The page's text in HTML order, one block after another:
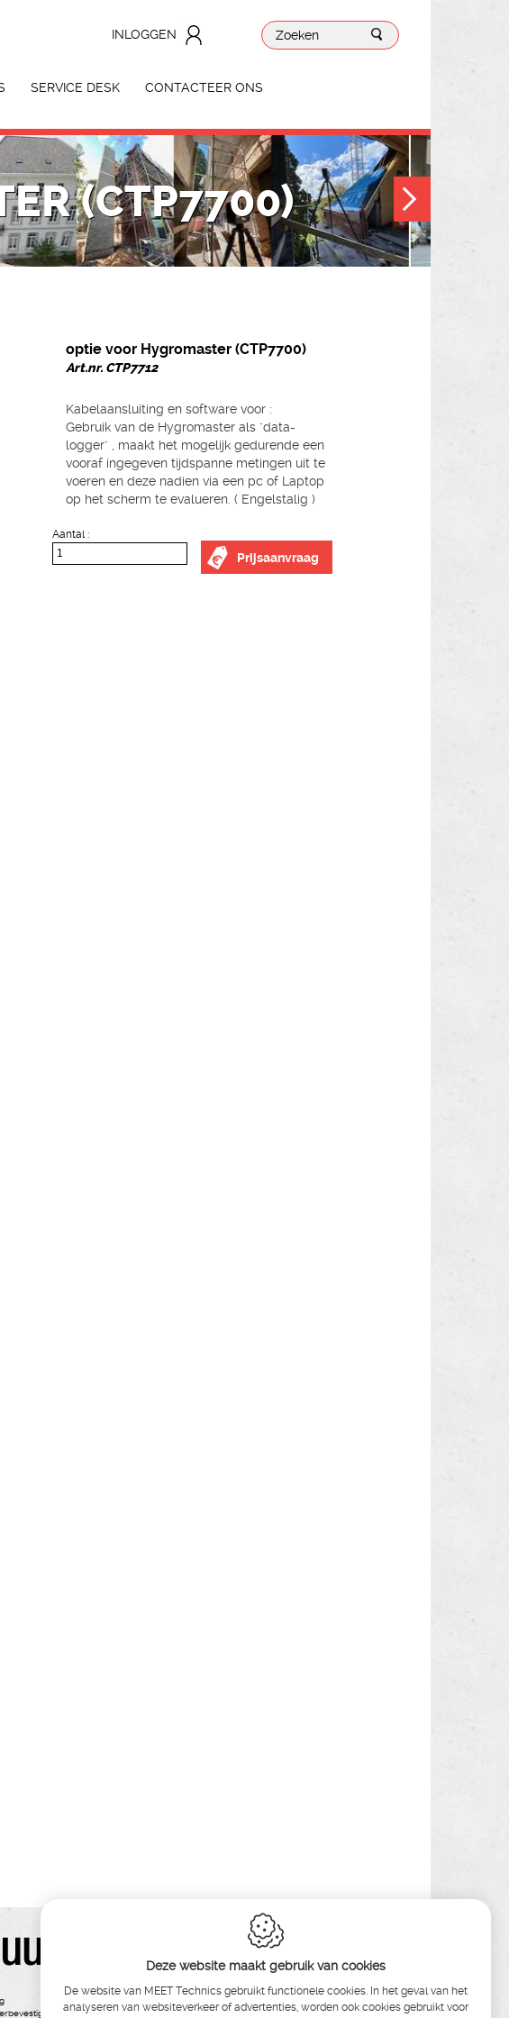
INLOGGEN
SERVICE DESK CONTACTEER ONS
(CTP7700)
optie voor Hygromaster (CTP7700)
Art.nr. CTP7712
Kabelaansluiting en software voor :
Gebruik van de Hygromaster als "data-
logger" , maakt het mogelijk gedurende een
vooraf ingegeven tijdspanne metingen uit te
voeren en deze nadien via een pc of Laptop
op het scherm te evalueren. ( Engelstalig )
Aantal :
Prijsaanvraag
Deze website maakt gebruik van cookies
De website van MEET Technics gebruikt functionele cookies. In het geval van het
analyseren van websiteverkeer of advertenties, worden ook cookies gebruikt voor